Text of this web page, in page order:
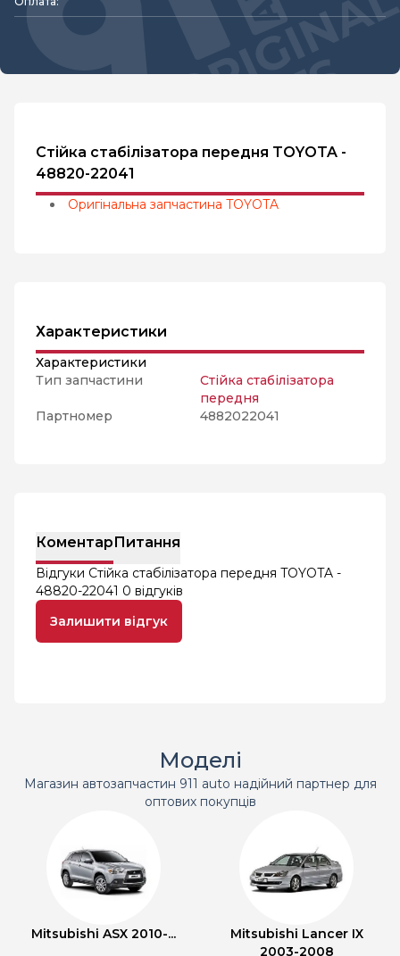
Стійка стабілізатора передня TOYOTA -
48820-22041
Оригінальна запчастина TOYOTA
Характеристики
Характеристики
Тип запчастини
Стійка стабілізатора
передня
Партномер
4882022041
КоментарПитання
Відгуки Стійка стабілізатора передня TOYOTA -
48820-22041 0 відгуків
Залишити відгук
Моделі
Магазин автозапчастин 911 auto надійний партнер для
оптових покупців
Mitsubishi ASX 2010-...
Mitsubishi Lancer IX
2003-2008